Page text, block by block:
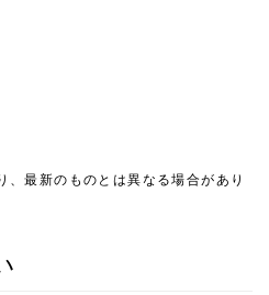
最新のものとは異なる場合があり